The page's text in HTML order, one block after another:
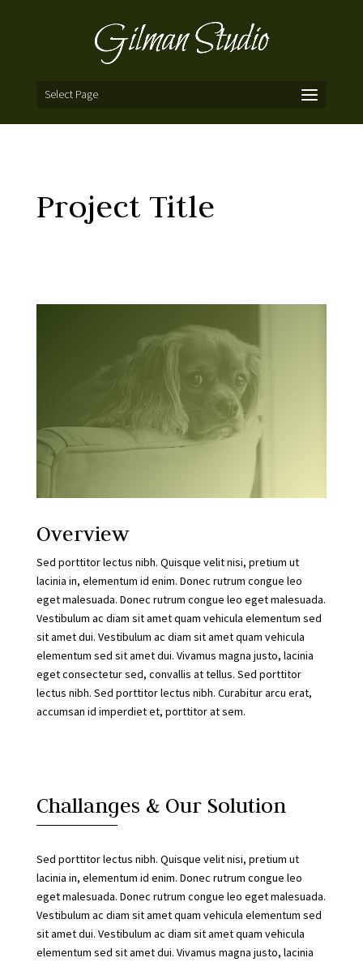
Select Page
Project Title
Overview
Sed porttitor lectus nibh. Quisque velit nisi, pretium ut
lacinia in, elementum id enim. Donec rutrum congue leo
eget malesuada. Donec rutrum congue leo eget malesuada.
Vestibulum ac diam sit amet quam vehicula elementum sed
sit amet dui. Vestibulum ac diam sit amet quam vehicula
elementum sed sit amet dui. Vivamus magna justo, lacinia
eget consectetur sed, convallis at tellus. Sed porttitor
lectus nibh. Sed porttitor lectus nibh. Curabitur arcu erat,
accumsan id imperdiet et, porttitor at sem.
Challanges & Our Solution
Sed porttitor lectus nibh. Quisque velit nisi, pretium ut
lacinia in, elementum id enim. Donec rutrum congue leo
eget malesuada. Donec rutrum congue leo eget malesuada.
Vestibulum ac diam sit amet quam vehicula elementum sed
sit amet dui. Vestibulum ac diam sit amet quam vehicula
elementum sed sit amet dui. Vivamus magna justo, lacinia